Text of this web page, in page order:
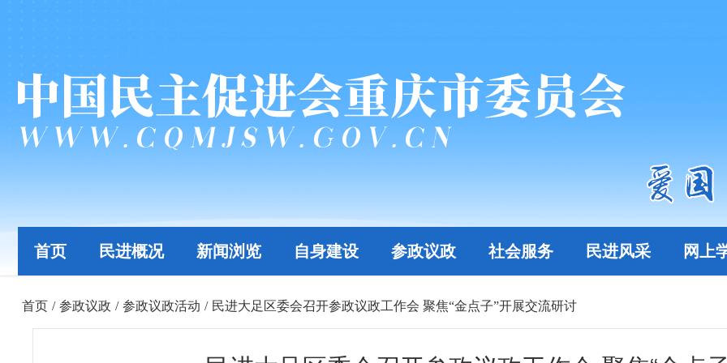
首页 民进概况 新闻浏览 自身建设 参政议政 社会服务 民进风采 网上
首页 / 参政议政 / 参政议政活动 / 民进大足区委会召开参政议政工作会 聚焦“金点子”开展交流研讨